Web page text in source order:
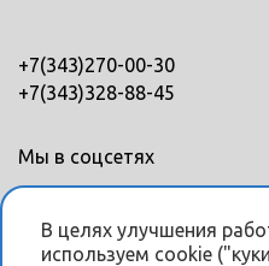
В целях улучшения
используем cookie
+7(343)270-00-30
+7(343)328-88-45
Мы в соцсетях